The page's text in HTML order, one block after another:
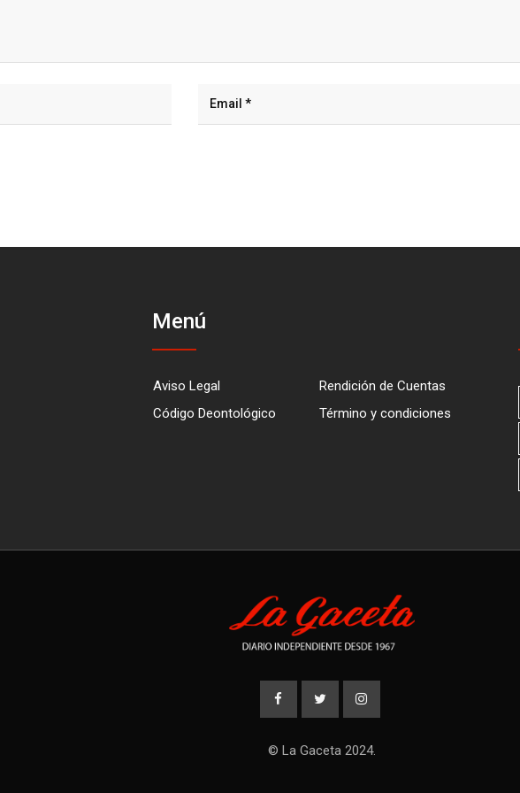
Menú
Aviso Legal
Rendición de Cuentas
Código Deontológico
Término y condiciones
© La Gaceta 2024.